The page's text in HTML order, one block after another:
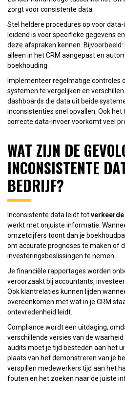
zorgt voor consistente data.
Stel heldere procedures op voor
leidend is voor specifieke gegevens
deze afspraken kennen.
alleen in het CRM aangepast en
boekhouding.
Implementeer regelmatige controles
systemen te vergelijken en
dashboards die data uit beide
inconsistenties snel opvallen. Ook
correcte data-invoer voorkomt veel
WAT ZIJN DE
INCONSISTENTE
BEDRIJF?
Inconsistente data leidt tot
werkt met onjuiste informatie.
omzetcijfers toont dan je
om accurate prognoses te maken of
investeringsbeslissingen te nemen.
Je financiële rapportages worden
veroorzaakt bij accountants,
Ook klantrelaties kunnen lijden
overeenkomen met wat in je CRM
ontevredenheid leidt.
Compliance wordt een uitdaging,
verschillende versies van de
audits moet je tijd besteden aan het
plaats van het demonstreren van je
verspillen medewerkers tijd aan het
fouten en het zoeken naar de juiste